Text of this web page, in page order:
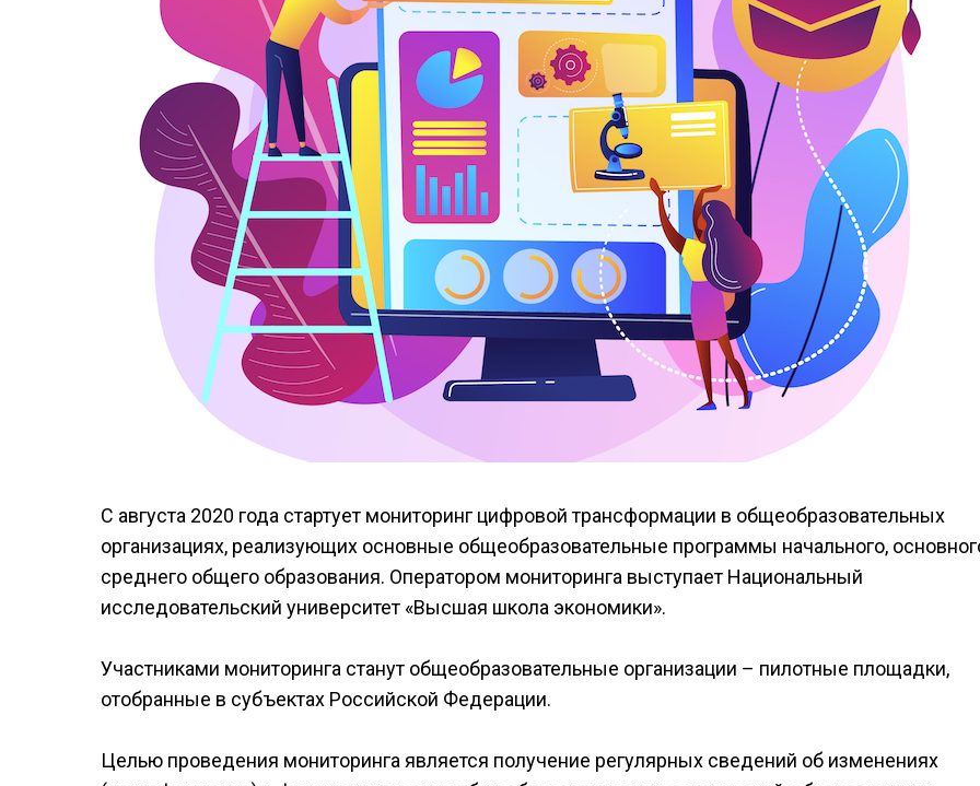
С августа 2020 года стартует мониторинг цифровой трансформации в общеобразовательных
организациях, реализующих основные общеобразовательные программы начального,
среднего общего образования. Оператором мониторинга выступает Национальный
исследовательский университет «Высшая школа экономики».
Участниками мониторинга станут общеобразовательные организации – пилотные площадки,
отобранные в субъектах Российской Федерации.
Целью проведения мониторинга является получение регулярных сведений об изменениях